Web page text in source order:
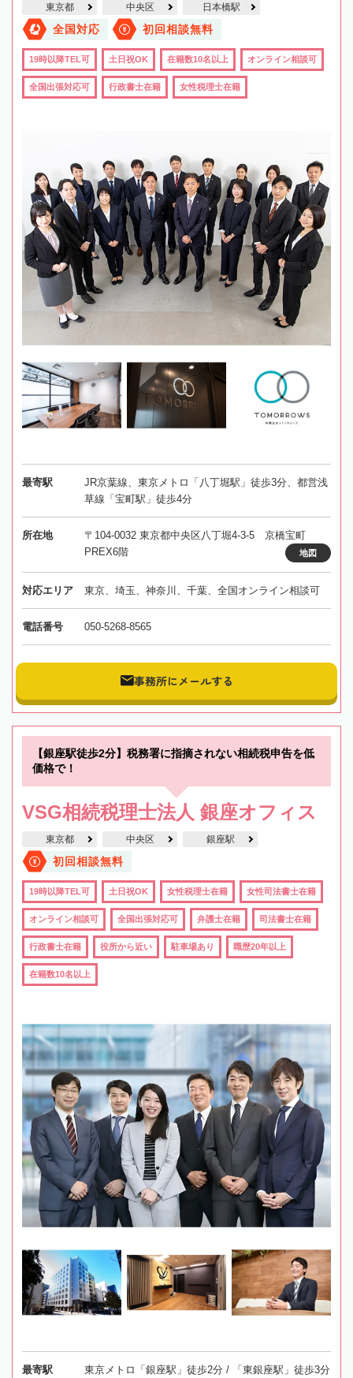
東京都 中央区 日本橋駅
全国対応 初回相談無料
19時以降TEL可 土日祝OK 在籍数10名以上 オンライン相談可
全国出張対応可 行政書士在籍 女性税理士在籍
最寄駅
JR京葉線、東京メトロ「八丁堀駅」徒歩3分、都営浅
草線「宝町駅」徒歩4分
所在地
〒104-0032 東京都中央区八丁堀4-3-5 京橋宝町
PREX6階
地図
対応エリア 東京、埼玉、神奈川、千葉、全国オンライン相談可
電話番号 050-5268-8565
事務所にメールする
【銀座駅徒歩2分】税務署に指摘されない相続税申告を低
価格で！
VSG相続税理士法人 銀座オフィス
東京都 中央区 銀座駅
初回相談無料
19時以降TEL可 土日祝OK 女性税理士在籍 女性司法書士在籍
オンライン相談可 全国出張対応可 弁護士在籍 司法書士在籍
行政書士在籍 役所から近い 駐車場あり 職歴20年以上
在籍数10名以上
最寄駅 東京メトロ「銀座駅」徒歩2分 / 「東銀座駅」徒歩3分